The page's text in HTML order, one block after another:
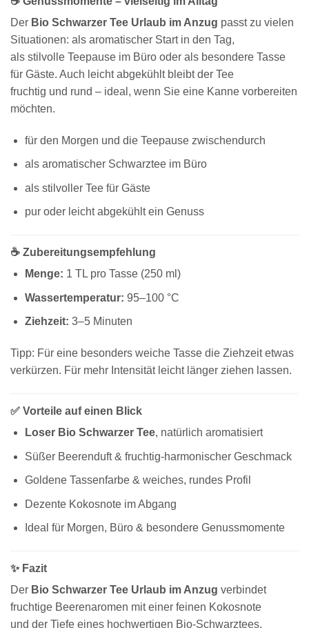
Der Bio Schwarzer Tee Urlaub im Anzug passt zu vielen
Situationen: als aromatischer Start in den Tag,
als stilvolle Teepause im Büro oder als besondere Tasse
für Gäste. Auch leicht abgekühlt bleibt der Tee
fruchtig und rund – ideal, wenn Sie eine Kanne vorbereiten
möchten.
für den Morgen und die Teepause zwischendurch
als aromatischer Schwarztee im Büro
als stilvoller Tee für Gäste
pur oder leicht abgekühlt ein Genuss
☕ Zubereitungsempfehlung
Menge: 1 TL pro Tasse (250 ml)
Wassertemperatur: 95–100 °C
Ziehzeit: 3–5 Minuten
Tipp: Für eine besonders weiche Tasse die Ziehzeit etwas
verkürzen. Für mehr Intensität leicht länger ziehen lassen.
✅ Vorteile auf einen Blick
Loser Bio Schwarzer Tee, natürlich aromatisiert
Süßer Beerenduft & fruchtig-harmonischer Geschmack
Goldene Tassenfarbe & weiches, rundes Profil
Dezente Kokosnote im Abgang
Ideal für Morgen, Büro & besondere Genussmomente
✨ Fazit
Der Bio Schwarzer Tee Urlaub im Anzug verbindet
fruchtige Beerenaromen mit einer feinen Kokosnote
und der Tiefe eines hochwertigen Bio-Schwarztees.